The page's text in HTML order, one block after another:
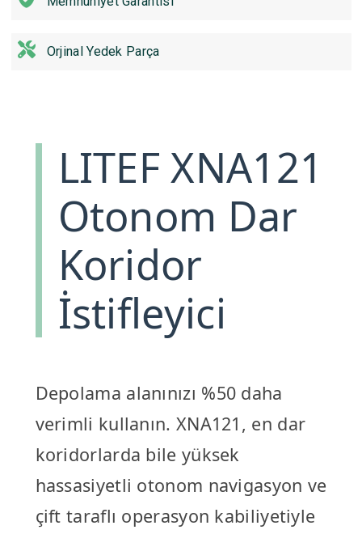
Orjinal Yedek Parça
LITEF XNA121
Otonom Dar
Koridor
İstifleyici
Depolama alanınızı %50 daha
verimli kullanın. XNA121, en dar
koridorlarda bile yüksek
hassasiyetli otonom navigasyon ve
çift taraflı operasyon kabiliyetiyle